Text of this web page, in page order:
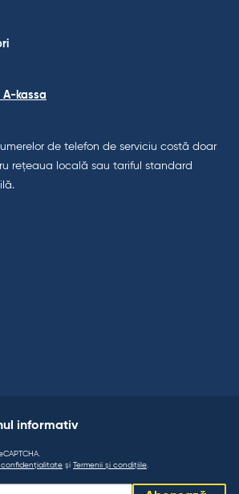
A-kassa
de telefon de serviciu costă doar
rețeaua locală sau tariful standard
informativ
confidențialitate și Termenii și condițiile.